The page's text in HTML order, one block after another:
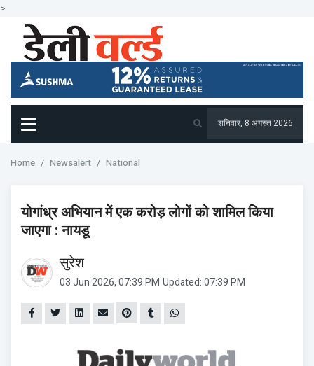
>
शनिवार, 8 अगस्त 2026
Home Newsalert National
योगांध्र अभियान में एक करोड़ लोगों को शामिल किया
जाएगा : नायडू
सुरेश
03 Jun 2026, 07:39 PM Updated: 07:39 PM